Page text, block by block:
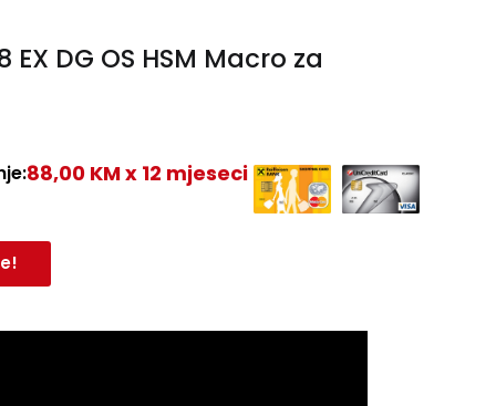
DG OS HSM Macro za
88,00 KM x 12 mjeseci